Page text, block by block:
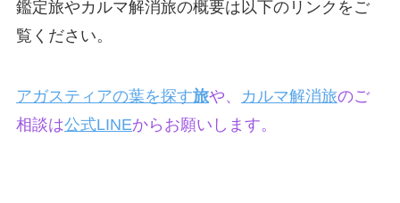
鑑定旅やカルマ解消旅の概要は以下のリンクをご
覧ください。
アガスティアの葉を探す旅や、 カルマ解消旅のご
相談は公式LINEからお願いします。